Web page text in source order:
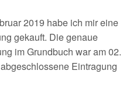
2019 habe ich mir eine
gekauft. Die genaue
im Grundbuch war am 02.
Eintragung